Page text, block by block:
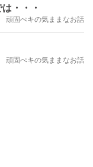
・・・
頑固ぺキの気ままなお話
頑固ぺキの気ままなお話